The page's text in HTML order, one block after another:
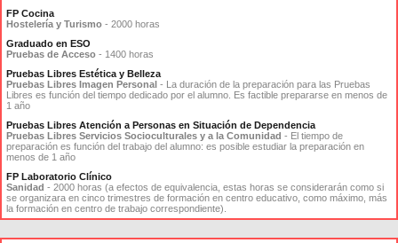
FP Cocina
Hostelería y Turismo - 2000 horas
Graduado en ESO
Pruebas de Acceso - 1400 horas
Pruebas Libres Estética y Belleza
Pruebas Libres Imagen Personal - La duración de la preparación para las Pruebas
Libres es función del tiempo dedicado por el alumno. Es factible prepararse en menos de
1 año
Pruebas Libres Atención a Personas en Situación de Dependencia
Pruebas Libres Servicios Socioculturales y a la Comunidad - El tiempo de
preparación es función del trabajo del alumno: es posible estudiar la preparación en
menos de 1 año
FP Laboratorio Clínico
Sanidad - 2000 horas (a efectos de equivalencia, estas horas se considerarán como si
se organizara en cinco trimestres de formación en centro educativo, como máximo, más
la formación en centro de trabajo correspondiente).